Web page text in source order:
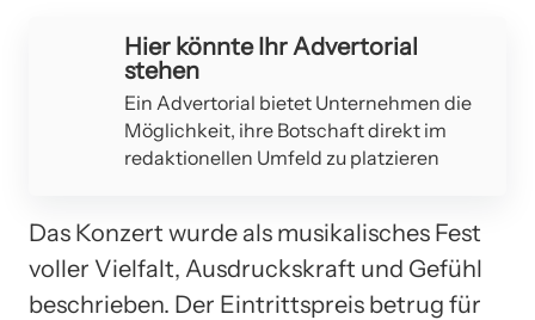
Hier könnte Ihr Advertorial
stehen
Ein Advertorial bietet Unternehmen die
Möglichkeit, ihre Botschaft direkt im
redaktionellen Umfeld zu platzieren
Das Konzert wurde als musikalisches Fest
voller Vielfalt, Ausdruckskraft und Gefühl
beschrieben. Der Eintrittspreis betrug für